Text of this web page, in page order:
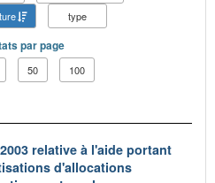
type
par page
50 100
relative à l'aide portant
d'allocations